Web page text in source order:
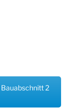
2